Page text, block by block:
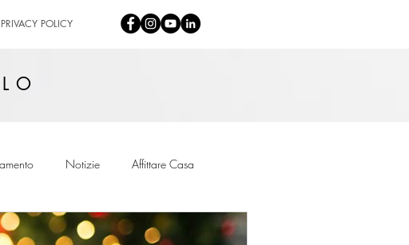
PRIVACY POLICY
Notizie Affittare Casa